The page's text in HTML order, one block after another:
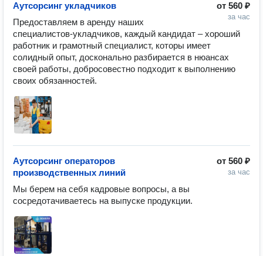
от 560 ₽
за час
Аутсорсинг укладчиков
Предоставляем в аренду наших
специалистов-укладчиков, каждый кандидат – хороший
работник и грамотный специалист, которы имеет
солидный опыт, досконально разбирается в нюансах
своей работы, добросовестно подходит к выполнению
своих обязанностей.
от 560 ₽
за час
Аутсорсинг операторов
производственных линий
Мы берем на себя кадровые вопросы, а вы
сосредотачиваетесь на выпуске продукции.